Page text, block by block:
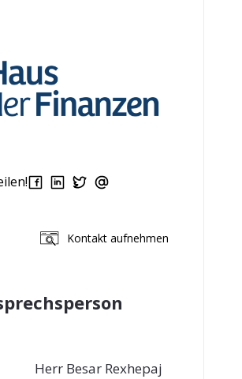
Kontakt aufnehmen
Herr Besar Rexhepaj